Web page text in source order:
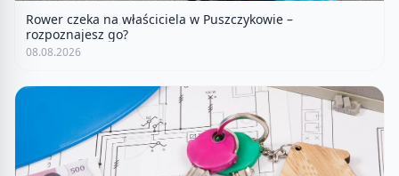
Rower czeka na właściciela w Puszczykowie –
rozpoznajesz go?
08.08.2026